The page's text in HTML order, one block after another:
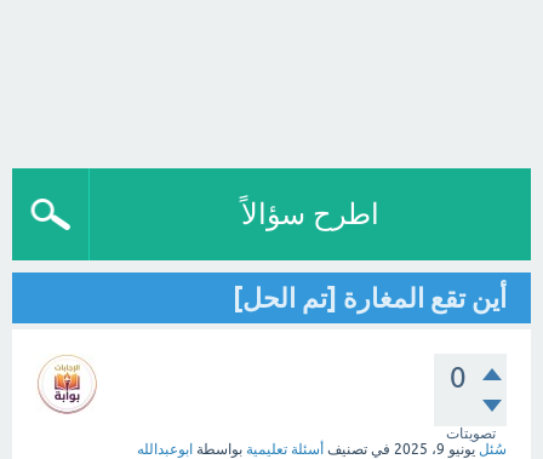
اطرح سؤالاً
أين تقع المغارة [تم الحل]
0
تصويتات
سُئل يونيو 9، 2025 في تصنيف أسئلة تعليمية بواسطة ابوعبدالله